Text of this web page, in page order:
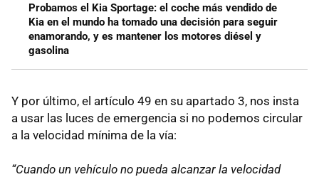
Probamos el Kia Sportage: el coche más vendido de
Kia en el mundo ha tomado una decisión para seguir
enamorando, y es mantener los motores diésel y
gasolina
Y por último, el artículo 49 en su apartado 3, nos insta
a usar las luces de emergencia si no podemos circular
a la velocidad mínima de la vía:
“Cuando un vehículo no pueda alcanzar la velocidad